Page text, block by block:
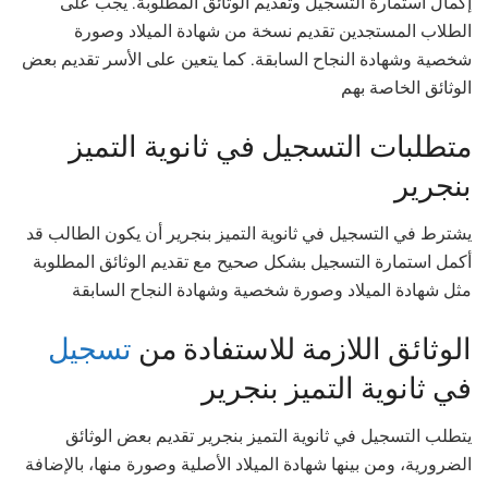
الطلاب المستجدين تقديم نسخة من شهادة الميلاد وصورة
شخصية وشهادة النجاح السابقة. كما يتعين على الأسر تقديم بعض
الوثائق الخاصة بهم
متطلبات التسجيل في ثانوية التميز
بنجرير
يشترط في التسجيل في ثانوية التميز بنجرير أن يكون الطالب قد
أكمل استمارة التسجيل بشكل صحيح مع تقديم الوثائق المطلوبة
مثل شهادة الميلاد وصورة شخصية وشهادة النجاح السابقة
الوثائق اللازمة للاستفادة من تسجيل
في ثانوية التميز بنجرير
يتطلب التسجيل في ثانوية التميز بنجرير تقديم بعض الوثائق
الضرورية، ومن بينها شهادة الميلاد الأصلية وصورة منها، بالإضافة